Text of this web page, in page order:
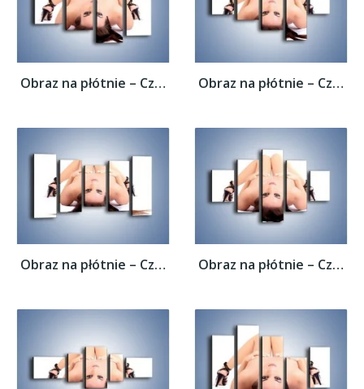
Obraz na płótnie – Czarne szpilki i ciemne... Obraz na płótnie – Czarne szpilki i ciemne...
Obraz na płótnie – Czarne szpilki i ciemne... Obraz na płótnie – Czarne szpilki i ciemne...